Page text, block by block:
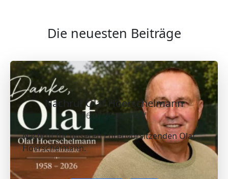
Die neuesten Beiträge
Nachruf Olaf Hoerschelmann
06.07.2026 - Wolf
Nachruf für unseren Ehrenvorsitzenden Olaf
Hoerschelmann.